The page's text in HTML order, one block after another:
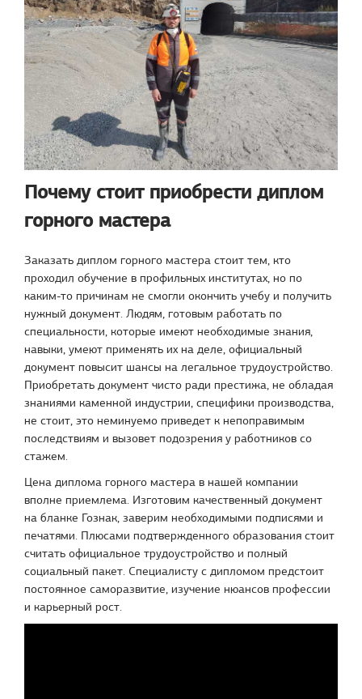
Почему стоит приобрести диплом
горного мастера
Заказать диплом горного мастера стоит тем, кто
проходил обучение в профильных институтах, но по
каким-то причинам не смогли окончить учебу и получить
нужный документ. Людям, готовым работать по
специальности, которые имеют необходимые знания,
навыки, умеют применять их на деле, официальный
документ повысит шансы на легальное трудоустройство.
Приобретать документ чисто ради престижа, не обладая
знаниями каменной индустрии, специфики производства,
не стоит, это неминуемо приведет к непоправимым
последствиям и вызовет подозрения у работников со
стажем.
Цена диплома горного мастера в нашей компании
вполне приемлема. Изготовим качественный документ
на бланке Гознак, заверим необходимыми подписями и
печатями. Плюсами подтвержденного образования стоит
считать официальное трудоустройство и полный
социальный пакет. Специалисту с дипломом предстоит
постоянное саморазвитие, изучение нюансов профессии
и карьерный рост.